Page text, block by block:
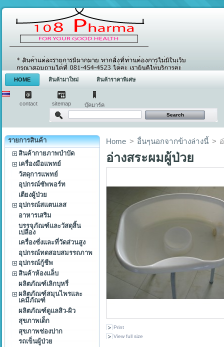
HOME สินค้ามาใหม่ สินค้าราคาพิเศษ
contact sitemap บุ๊คมาร์ค
รายการสินค้า
สินค้ากายภาพบำบัด
เครื่องมือแพทย์
วัสดุการแพทย์
อุปกรณ์ซัพพอร์ท
เตียงผู้ป่วย
อุปกรณ์สแตนเลส
อาหารเสริม
บรรจุภัณฑ์และวัสดุสิ้น
เปลือง
เครื่องชั่งและที่วัดส่วนสูง
อุปกรณ์ทดสอบสมรรถภาพ
อุปกรณ์กู้ชีพ
สินค้าห้องแล็บ
ผลิตภัณฑ์เลิกบุหรี่
ผลิตภัณฑ์สมุนไพรและ
เคมีภัณฑ์
ผลิตภัณฑ์ดูแลสิว-ผิว
สุขภาพเด็ก
สุขภาพช่องปาก
รถเข็นผู้ป่วย
Home > อื่นๆนอกจากข้างล่างนี้ >
อ่างสระผมผู้ป่วย
Print
View full size